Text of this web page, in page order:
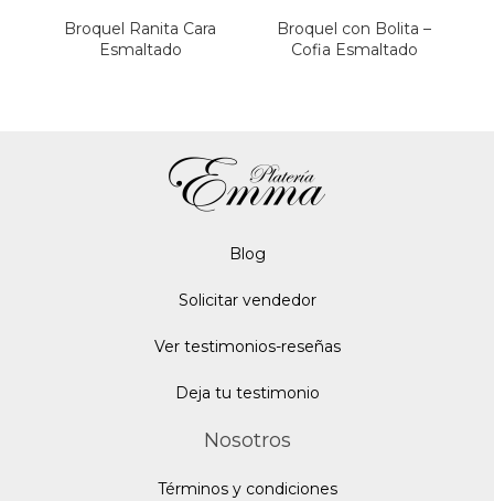
Broquel Ranita Cara
Esmaltado
Broquel con Bolita –
Cofia Esmaltado
Blog
Solicitar vendedor
Ver testimonios-reseñas
Deja tu testimonio
Nosotros
Términos y condiciones